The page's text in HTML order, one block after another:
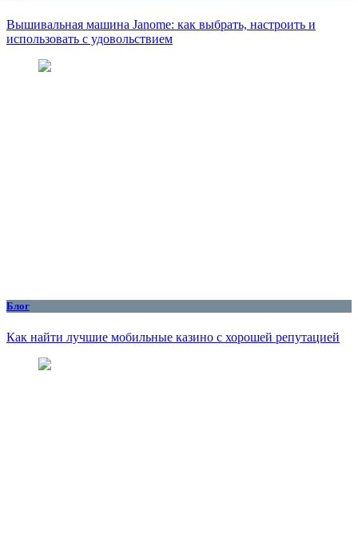
Вышивальная машина Janome: как выбрать, настроить и
использовать с удовольствием
Блог
Как найти лучшие мобильные казино с хорошей репутацией